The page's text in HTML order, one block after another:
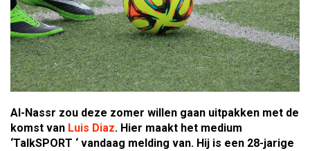
Al-Nassr zou deze zomer willen gaan uitpakken met de
komst van Luis Diaz. Hier maakt het medium
‘TalkSPORT ‘ vandaag melding van. Hij is een 28-jarige